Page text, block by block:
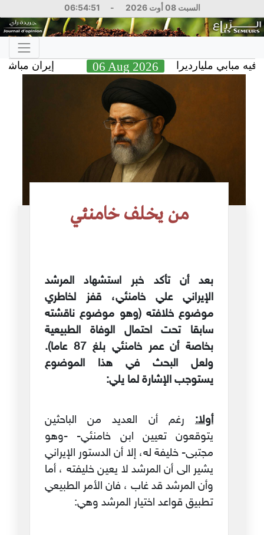
السبت 08 أوت 2026 -
06:54:52
إيران مباشر.. 06 Aug 2026 مليارديرا
من يخلف خامنئي
بعد أن تأكد خبر استشهاد المرشد
الإيراني علي خامنئي، قفز لخاطري
موضوع خلافته (وهو موضوع ناقشته
سابقا تحت احتمال الوفاة الطبيعية
بخاصة أن عمر خامنئي بلغ 87 عاما).
ولعل البحث في هذا الموضوع
يستوجب الإشارة لما يلي:
أولا: رغم أن العديد من الباحثين
يتوقعون تعيين ابن خامنئي- -وهو
مجتبى- خليفة له، إلا أن الدستور الإيراني
يشير الى أن المرشد لا يعين خليفته ، أما
وأن المرشد قد غاب ، فان الأمر الطبيعي
تطبيق قواعد اختيار المرشد وهي: